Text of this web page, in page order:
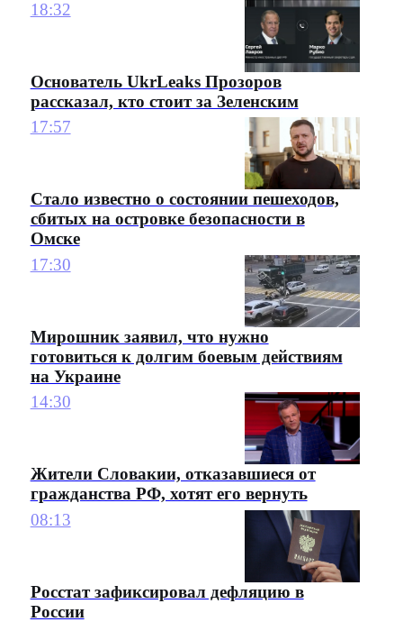
18:32
Основатель UkrLeaks Прозоров
рассказал, кто стоит за Зеленским
17:57
Стало известно о состоянии пешеходов,
сбитых на островке безопасности в
Омске
17:30
Мирошник заявил, что нужно
готовиться к долгим боевым действиям
на Украине
14:30
Жители Словакии, отказавшиеся от
гражданства РФ, хотят его вернуть
08:13
Росстат зафиксировал дефляцию в
России